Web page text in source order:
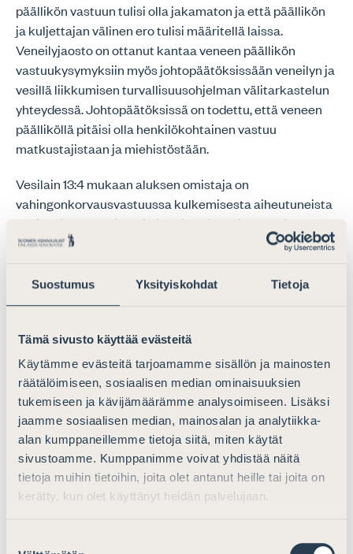
Suostumus Yksityiskohdat Tietoja
Tämä sivusto käyttää evästeitä
Käytämme evästeitä tarjoamamme sisällön ja mainosten
räätälöimiseen, sosiaalisen median ominaisuuksien
tukemiseen ja kävijämäärämme analysoimiseen. Lisäksi
jaamme sosiaalisen median, mainosalan ja analytiikka-
alan kumppaneillemme tietoja siitä, miten käytät
sivustoamme. Kumppanimme voivat yhdistää näitä
tietoja muihin tietoihin, joita olet antanut heille tai joita on
kerätty, kun olet käyttänyt heidän palvelujaan.
päällikön vastuun tulisi olla jakamaton ja että päällikön
ja kuljettajan välinen ero tulisi määritellä laissa.
Veneilyjaosto on ottanut kantaa veneen päällikön
vastuukysymyksiin myös johtopäätöksissään veneilyn ja
vesillä liikkumisen turvallisuusohjelman välitarkastelun
yhteydessä. Johtopäätöksissä on todettu, että veneen
päälliköllä pitäisi olla henkilökohtainen vastuu
matkustajistaan ja miehistöstään.
Vesilain 13:4 mukaan aluksen omistaja on
vahingonkorvausvastuussa kulkemisesta aiheutuneista
vahingoista. Jollei merilaista (674/1994) muuta johdu,
aluksen omistaja vastaa vesistössä kulkemisesta
edunmenetys on aiheutunut tahallisesta tai
huolimattomasta menettelystä.
Vesikulkuneuvon päällikkö voi siis tämän mukaan
vapautua vahingonkorvausvastuusta, jos aluksen
omistaja on toinen taho kuin päällikkö. Voiko päällikkö
vapautua näin ollen vahingonkorvausvastuusta, jos vain
omistaja on vesilain mukaan
vahingonkorvausvastuussa?
Omistaja ei vastaa tämän mukaan kuitenkaan
puutteellisesta kiinnittämisestä aiheutuvista
muuhun kuin varsinaiseen ohjailuun, kuten vastuuseen